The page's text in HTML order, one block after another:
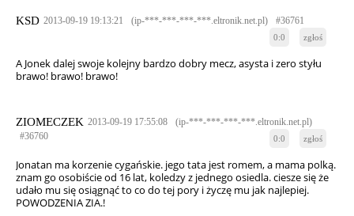
KSD 2013-09-19 19:13:21 (ip-***-***-***-***.eltronik.net.pl) #36761
0:0 zgłoś
A Jonek dalej swoje kolejny bardzo dobry mecz, asysta i zero styłu
brawo! brawo! brawo!
ZIOMECZEK 2013-09-19 17:55:08
(ip-***-***-***-***.eltronik.net.pl)
#36760
0:0 zgłoś
Jonatan ma korzenie cygańskie. jego tata jest romem, a mama polką.
znam go osobiście od 16 lat, koledzy z jednego osiedla. ciesze się że
udało mu się osiągnąć to co do tej pory i życzę mu jak najlepiej.
POWODZENIA ZIA.!